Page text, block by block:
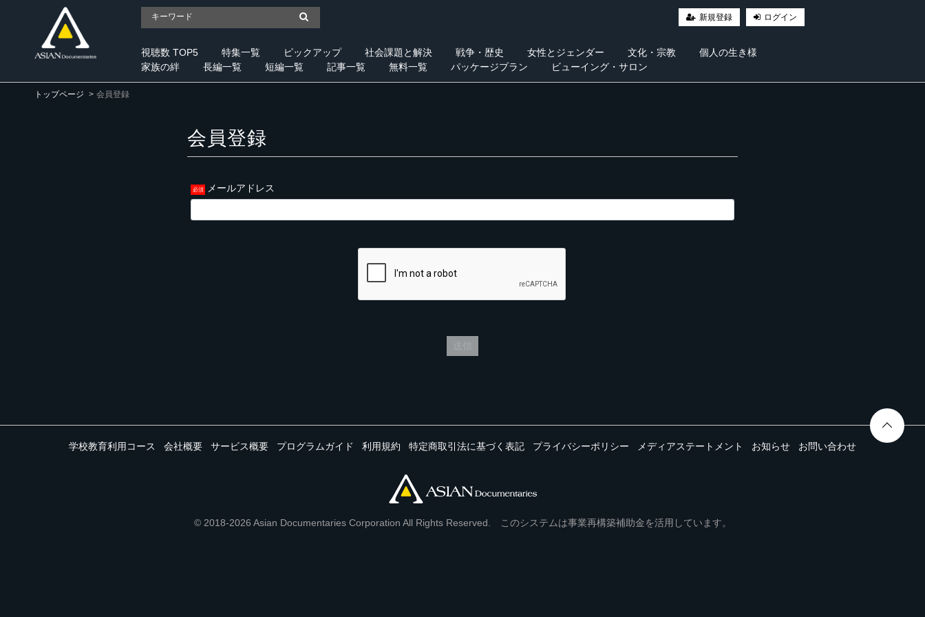
新規登録 ログイン
視聴数 TOP5 特集一覧 ピックアップ 社会課題と解決 戦争・歴史 女性とジェンダー 文化・宗教
個人の生き様
家族の絆
長編一覧 短編一覧 記事一覧 無料一覧 パッケージプラン ビューイング・サロン
トップページ 会員登録
会員登録
メールアドレス
学校教育利用コース 会社概要 サービス概要 プログラムガイド 利用規約 特定商取引法に基づく表記 プライバシーポリシー メディアステートメント お知らせ お問い合わせ
© 2018-2026 Asian Documentaries Corporation All Rights Reserved. このシステムは事業再構築補助金を活用しています。